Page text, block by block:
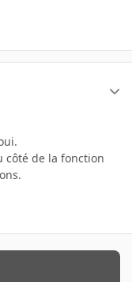
côté de la fonction